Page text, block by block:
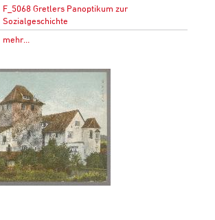
F_5068 Gretlers Panoptikum zur
Sozialgeschichte
mehr…